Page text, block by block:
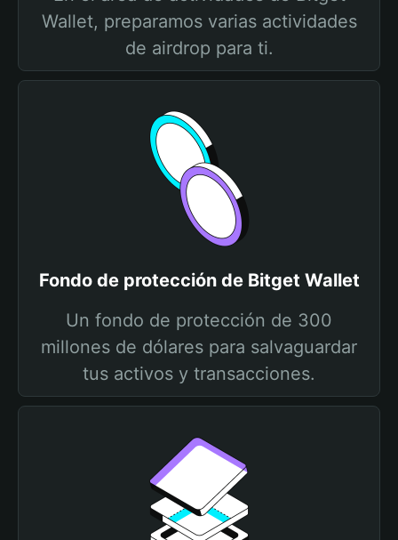
Wallet, preparamos varias actividades
de airdrop para ti.
Fondo de protección de Bitget Wallet
Un fondo de protección de 300
millones de dólares para salvaguardar
tus activos y transacciones.